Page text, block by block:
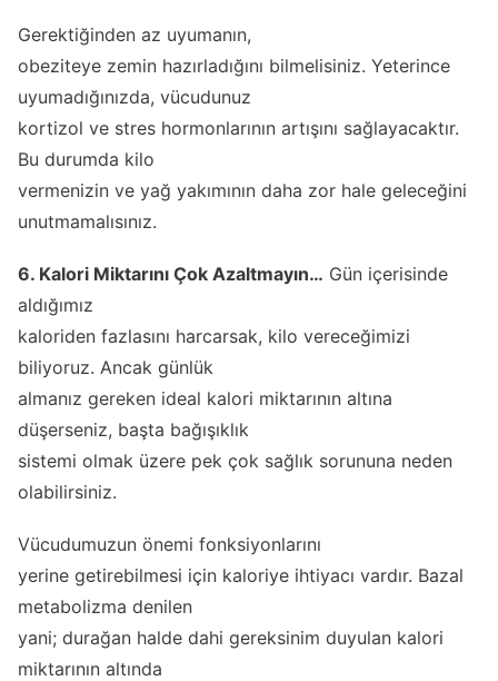
Gerektiğinden az uyumanın,
obeziteye zemin hazırladığını bilmelisiniz. Yeterince
uyumadığınızda, vücudunuz
kortizol ve stres hormonlarının artışını sağlayacaktır.
Bu durumda kilo
vermenizin ve yağ yakımının daha zor hale geleceğini
unutmamalısınız.
6. Kalori Miktarını Çok Azaltmayın… Gün içerisinde
aldığımız
kaloriden fazlasını harcarsak, kilo vereceğimizi
biliyoruz. Ancak günlük
almanız gereken ideal kalori miktarının altına
düşerseniz, başta bağışıklık
sistemi olmak üzere pek çok sağlık sorununa neden
olabilirsiniz.
Vücudumuzun önemi fonksiyonlarını
yerine getirebilmesi için kaloriye ihtiyacı vardır. Bazal
metabolizma denilen
yani; durağan halde dahi gereksinim duyulan kalori
miktarının altında